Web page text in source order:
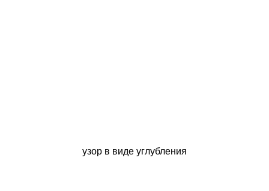
узор в виде углубления